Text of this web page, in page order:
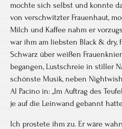
mochte sich selbst und konnte
von verschwitzter Frauenhaut,
Milch und Kaffee nahm er
war ihm am liebsten Black & dry,
Schwarz über weißen
begangen, Lustschreie in stiller
schönste Musik, neben
Al Pacino in: „Im Auftrag des
je auf die Leinwand gebannt
Ich prostete ihm zu. Er wäre